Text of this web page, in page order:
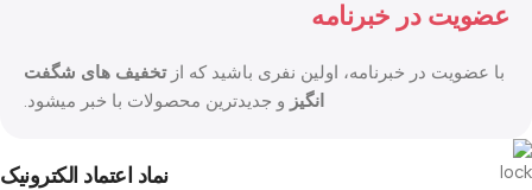
عضویت در خبرنامه
با عضویت در خبرنامه، اولین نفری باشید که ازتخفیف های شگفت
انگیز و جدیدترین محصولات با خبر میشود.
نماد اعتماد الکترونیک